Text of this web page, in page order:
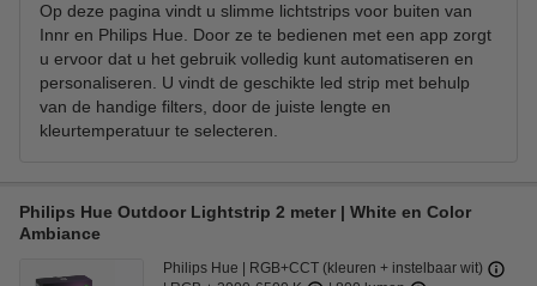
Op deze pagina vindt u slimme lichtstrips voor buiten van
Innr en Philips Hue. Door ze te bedienen met een app zorgt
u ervoor dat u het gebruik volledig kunt automatiseren en
personaliseren. U vindt de geschikte led strip met behulp
van de handige filters, door de juiste lengte en
kleurtemperatuur te selecteren.
Philips Hue Outdoor Lightstrip 2 meter | White en Color
Ambiance
Philips Hue
RGB+CCT (kleuren + instelbaar wit)